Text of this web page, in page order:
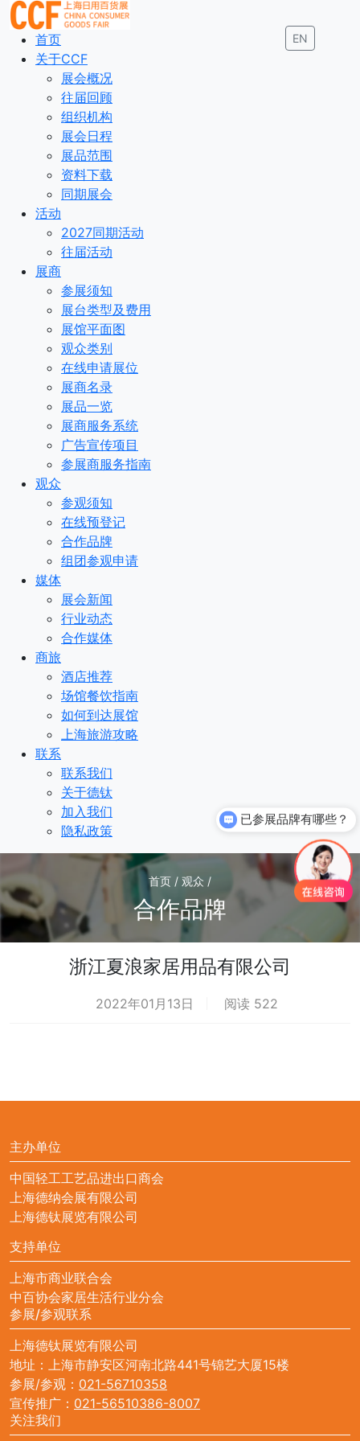
EN
首页
关于CCF
展会概况
往届回顾
组织机构
展会日程
展品范围
资料下载
同期展会
活动
2027同期活动
往届活动
展商
参展须知
展台类型及费用
展馆平面图
观众类别
在线申请展位
展商名录
展品一览
展商服务系统
广告宣传项目
参展商服务指南
观众
参观须知
在线预登记
合作品牌
组团参观申请
媒体
展会新闻
行业动态
合作媒体
商旅
酒店推荐
场馆餐饮指南
如何到达展馆
上海旅游攻略
联系
联系我们
关于德钛
加入我们
隐私政策
首页 / 观众 /
合作品牌
浙江夏浪家居用品有限公司
2022年01月13日 阅读 522
主办单位
中国轻工工艺品进出口商会
上海德纳会展有限公司
上海德钛展览有限公司
支持单位
上海市商业联合会
中百协会家居生活行业分会
参展/参观联系
上海德钛展览有限公司
地址：上海市静安区河南北路441号锦艺大厦15楼
参展/参观： 021-56710358
宣传推广： 021-56510386-8007
关注我们
已参展品牌有哪些？